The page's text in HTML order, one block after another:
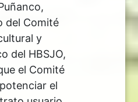
del Comité
y
del HBSJO,
el Comité
el